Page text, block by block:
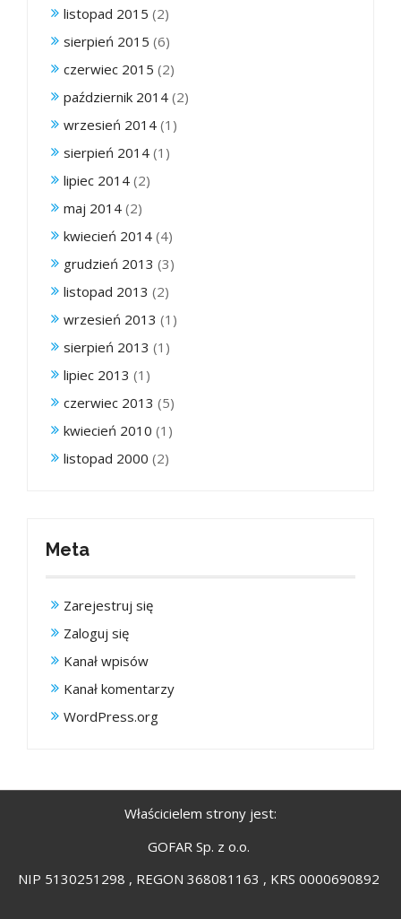
listopad 2015 (2)
sierpień 2015 (6)
czerwiec 2015 (2)
październik 2014 (2)
wrzesień 2014 (1)
sierpień 2014 (1)
lipiec 2014 (2)
maj 2014 (2)
kwiecień 2014 (4)
grudzień 2013 (3)
listopad 2013 (2)
wrzesień 2013 (1)
sierpień 2013 (1)
lipiec 2013 (1)
czerwiec 2013 (5)
kwiecień 2010 (1)
listopad 2000 (2)
Meta
Zarejestruj się
Zaloguj się
Kanał wpisów
Kanał komentarzy
WordPress.org
Właścicielem strony jest:
GOFAR Sp. z o.o.
NIP 5130251298 , REGON 368081163 , KRS 0000690892